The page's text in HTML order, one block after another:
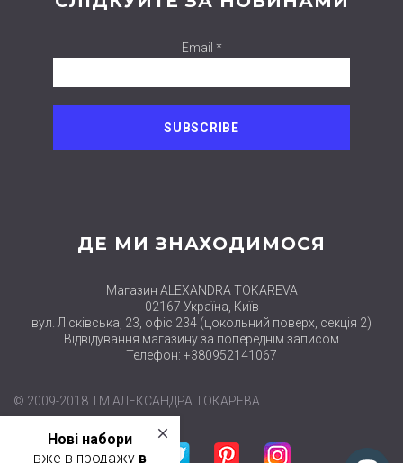
Email *
ДЕ МИ ЗНАХОДИМОСЯ
Магазин ALEXANDRA TOKAREVA
02167 Україна, Київ
вул. Лісківська, 23, офіс 234 (цокольний поверх, секція 2)
Відвідування магазину за попереднім записом
Телефон: +380952141067
© 2009-2018 ТМ АЛЕКСАНДРА ТОКАРЕВА
Facebook Twitter Pinterest Instagram
вже в продажу
close